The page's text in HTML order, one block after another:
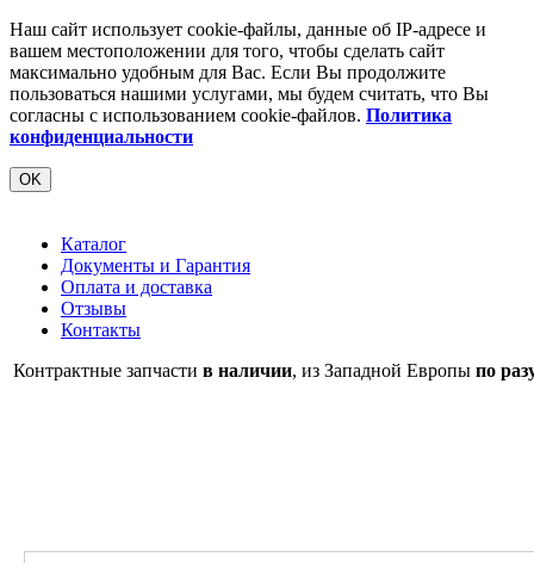
Наш сайт использует cookie-файлы, данные об IP-адресе и
вашем местоположении для того, чтобы сделать сайт
максимально удобным для Вас. Если Вы продолжите
пользоваться нашими услугами, мы будем считать, что Вы
согласны с использованием cookie-файлов. Политика
конфиденциальности
OK
Каталог
Документы и Гарантия
Оплата и доставка
Отзывы
Контакты
Контрактные запчасти в наличии, из Западной Европы по